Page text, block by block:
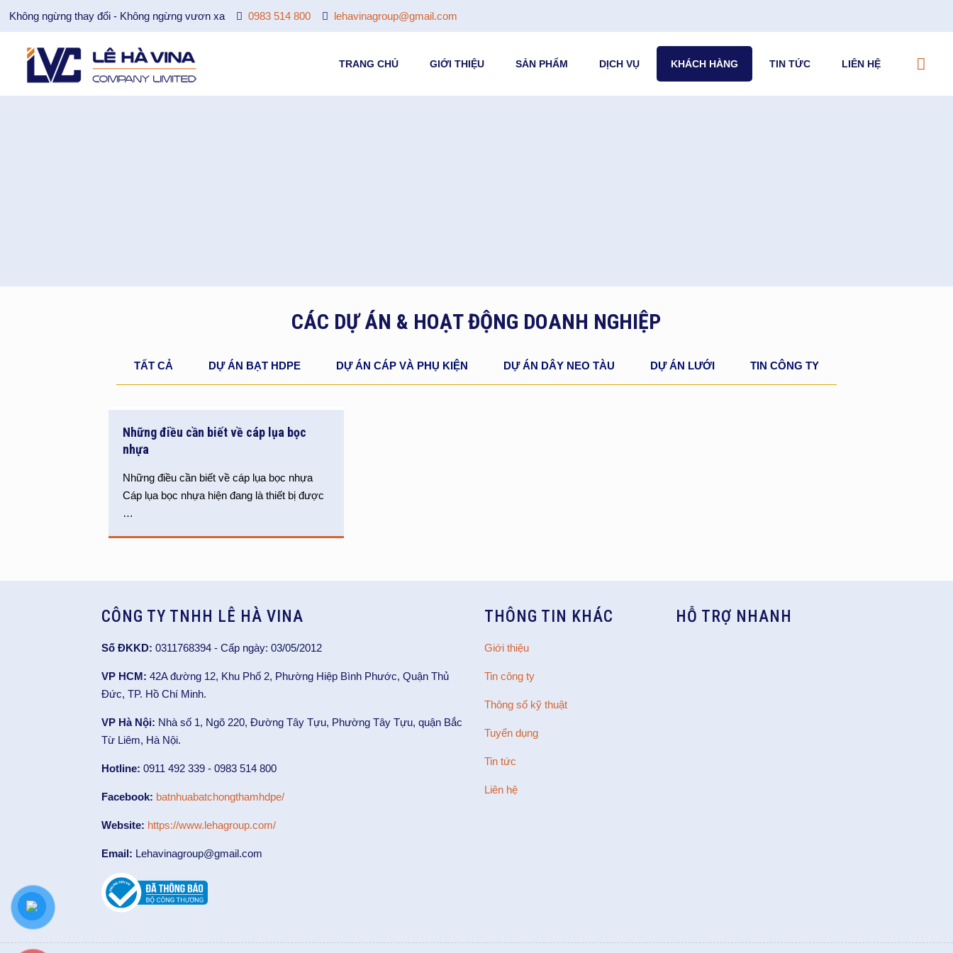
Không ngừng thay đổi - Không ngừng vươn xa 0983 514 800 lehavinagroup@gmail.com
TRANG CHỦ GIỚI THIỆU SẢN PHẨM DỊCH VỤ KHÁCH HÀNG TIN TỨC LIÊN HỆ
CÁC DỰ ÁN & HOẠT ĐỘNG DOANH NGHIỆP
TẤT CẢ DỰ ÁN BẠT HDPE DỰ ÁN CÁP VÀ PHỤ KIỆN DỰ ÁN DÂY NEO TÀU DỰ ÁN LƯỚI TIN CÔNG TY
Những điều cần biết về cáp lụa bọc
nhựa
Những điều cần biết về cáp lụa bọc nhựa
Cáp lụa bọc nhựa hiện đang là thiết bị được
…
CÔNG TY TNHH LÊ HÀ VINA
Số ĐKKD: 0311768394 - Cấp ngày: 03/05/2012
VP HCM: 42A đường 12, Khu Phố 2, Phường Hiệp Bình Phước, Quận Thủ
Đức, TP. Hồ Chí Minh.
VP Hà Nội: Nhà số 1, Ngõ 220, Đường Tây Tựu, Phường Tây Tựu, quận Bắc
Từ Liêm, Hà Nội.
Hotline: 0911 492 339 - 0983 514 800
Facebook: batnhuabatchongthamhdpe/
Website: https://www.lehagroup.com/
Email: Lehavinagroup@gmail.com
THÔNG TIN KHÁC
Giới thiệu
Tin công ty
Thông số kỹ thuật
Tuyển dụng
Tin tức
Liên hệ
HỖ TRỢ NHANH